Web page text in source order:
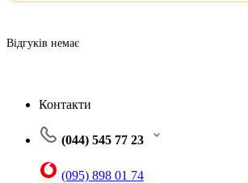
Відгуків немає
Контакти
(044) 545 77 23
(095) 898 01 74